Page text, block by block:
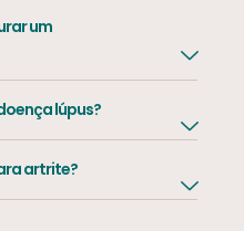
um
lúpus?
artrite?